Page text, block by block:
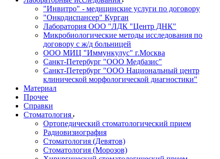
"Инвитро" - медицинские услуги по договору
"Онкодиспансер" Курган
Лаборатория ООО "ЛДК "Центр ДНК"
Микробиологические методы исследования по
договору с ж/д больницей
ООО МИЦ "Иммункулус" г.Москва
Санкт-Петербург "ООО Медбазис"
Санкт-Петербург "ООО Национальный центр
клинической морфологической диагностики"
Материал
Прочее
Справки
Стоматология
Ортопедический стоматологический прием
Радиовизиография
Стоматология (Девятов)
Стоматология (Морозов)